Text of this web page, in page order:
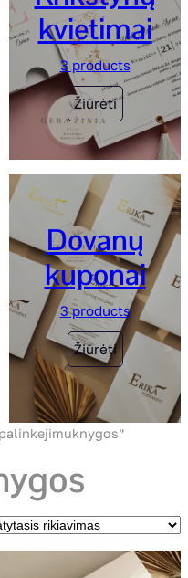
kvietimai
3 products
Žiūrėti
Dovanų
kuponai
3 products
Žiūrėti